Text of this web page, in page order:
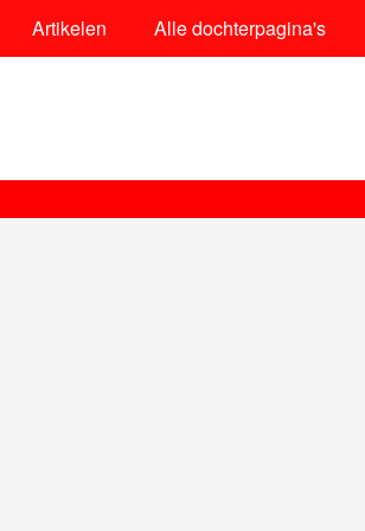
Artikelen Alle dochterpagina's